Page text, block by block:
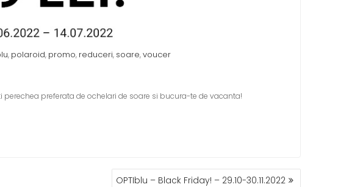
, polaroid, promo, reduceri, soare,voucer
preferata de ochelari de soare si bucura-te de vacanta!
OPTIblu – Black Friday! – 29.10-30.11.2022